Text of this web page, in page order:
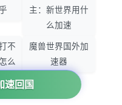
速回国
主：新世界用什
么加速
不
么
魔兽世界国外加
速器